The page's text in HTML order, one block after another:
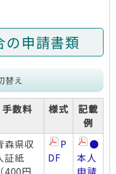
の申請書類
替え
手数料 様式
記載
例
森県収
証紙
P
DF
●
本人